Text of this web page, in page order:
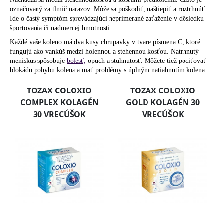
označovaný za tlmič nárazov. Môže sa poškodiť, naštiepiť a roztrhnúť.
Ide o častý symptóm sprevádzajúci neprimerané zaťaženie v dôsledku
športovania či nadmernej hmotnosti.
Každé vaše koleno má dva kusy chrupavky v tvare písmena C, ktoré
fungujú ako vankúš medzi holennou a stehennou kosťou. Natrhnutý
meniskus spôsobuje bolesť, opuch a stuhnutosť. Môžete tiež pociťovať
blokádu pohybu kolena a mať problémy s úplným natiahnutím kolena.
O
d
p
o
r
ú
č